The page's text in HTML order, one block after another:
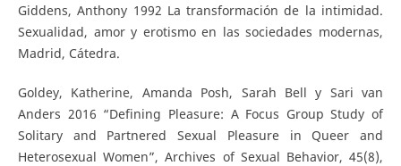
Giddens, Anthony 1992 La transformación de la intimidad.
Sexualidad, amor y erotismo en las sociedades modernas,
Madrid, Cátedra.
Goldey, Katherine, Amanda Posh, Sarah Bell y Sari van
Anders 2016 “Defining Pleasure: A Focus Group Study of
Solitary and Partnered Sexual Pleasure in Queer and
Heterosexual Women”, Archives of Sexual Behavior, 45(8),